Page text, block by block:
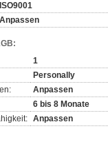
ISO9001
Anpassen
1
Personally
Anpassen
6 bis 8 Monate
Anpassen